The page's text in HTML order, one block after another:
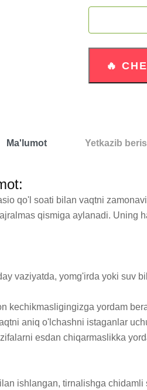
Ma'lumot Yetkazib
qo'l soati bilan vaqtni
qismiga aylanadi. Uning
vaziyatda, yomg'irda yoki suv
kechikmasligingizga yordam
aniq o'lchashni istaganlar
esdan chiqarmaslikka
ishlangan, tirnalishga